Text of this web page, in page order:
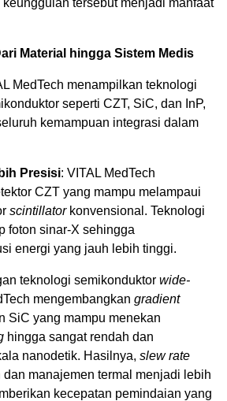
Material hingga Sistem Medis
MedTech menampilkan teknologi
seperti CZT, SiC, dan InP,
kemampuan integrasi dalam
Presisi: VITAL MedTech
CZT yang mampu melampaui
scintillatorkonvensional. Teknologi
foton sinar-X sehingga
energi yang jauh lebih tinggi.
teknologi semikonduktor wide-
mengembangkan gradient
SiC yang mampu menekan
hingga sangat rendah dan
nanodetik. Hasilnya, slew rate
manajemen termal menjadi lebih
kecepatan pemindaian yang